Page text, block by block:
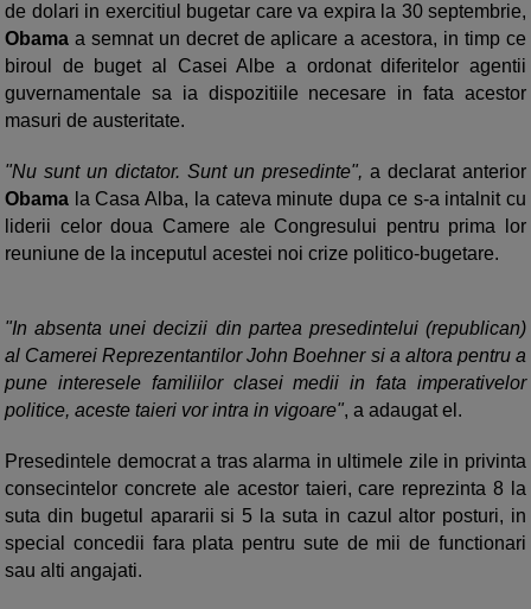
de dolari in exercitiul bugetar care va expira la 30 septembrie,
Obama a semnat un decret de aplicare a acestora, in timp ce
biroul de buget al Casei Albe a ordonat diferitelor agentii
guvernamentale sa ia dispozitiile necesare in fata acestor
masuri de austeritate.
"Nu sunt un dictator. Sunt un presedinte", a declarat anterior
Obama la Casa Alba, la cateva minute dupa ce s-a intalnit cu
liderii celor doua Camere ale Congresului pentru prima lor
reuniune de la inceputul acestei noi crize politico-bugetare.
"In absenta unei decizii din partea presedintelui (republican)
al Camerei Reprezentantilor John Boehner si a altora pentru a
pune interesele familiilor clasei medii in fata imperativelor
politice, aceste taieri vor intra in vigoare", a adaugat el.
Presedintele democrat a tras alarma in ultimele zile in privinta
consecintelor concrete ale acestor taieri, care reprezinta 8 la
suta din bugetul apararii si 5 la suta in cazul altor posturi, in
special concedii fara plata pentru sute de mii de functionari
sau alti angajati.